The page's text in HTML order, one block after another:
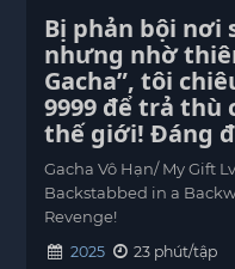
Bị phản bội nơi
nhưng nhờ
Gacha”, tôi
9999 để trả thù
thế giới! Đáng
Gacha Vô Hạn/ My Gift
Backstabbed in a
Revenge!
2025
23 phút/tập